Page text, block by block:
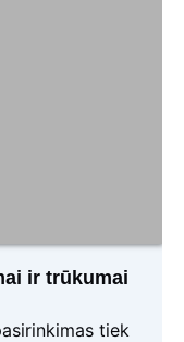
ir trūkumai
tiek